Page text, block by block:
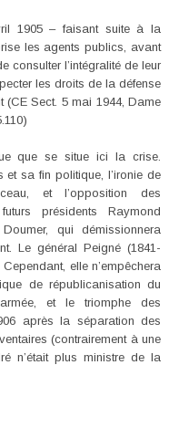
1905 – faisant suite à la
les agents publics, avant
consulter l’intégralité de leur
les droits de la défense
Sect. 5 mai 1944, Dame
que se situe ici la crise.
et sa fin politique, l’ironie de
et l’opposition des
présidents Raymond
qui démissionnera
Le général Peigné (1841-
elle n’empêchera
de républicanisation du
et le triomphe des
après la séparation des
(contrairement à une
n’était plus ministre de la